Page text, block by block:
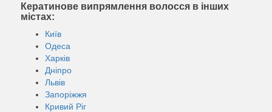
Кератинове випрямлення волосся в інших
містах:
Київ
Одеса
Харків
Дніпро
Львів
Запоріжжя
Кривий Ріг